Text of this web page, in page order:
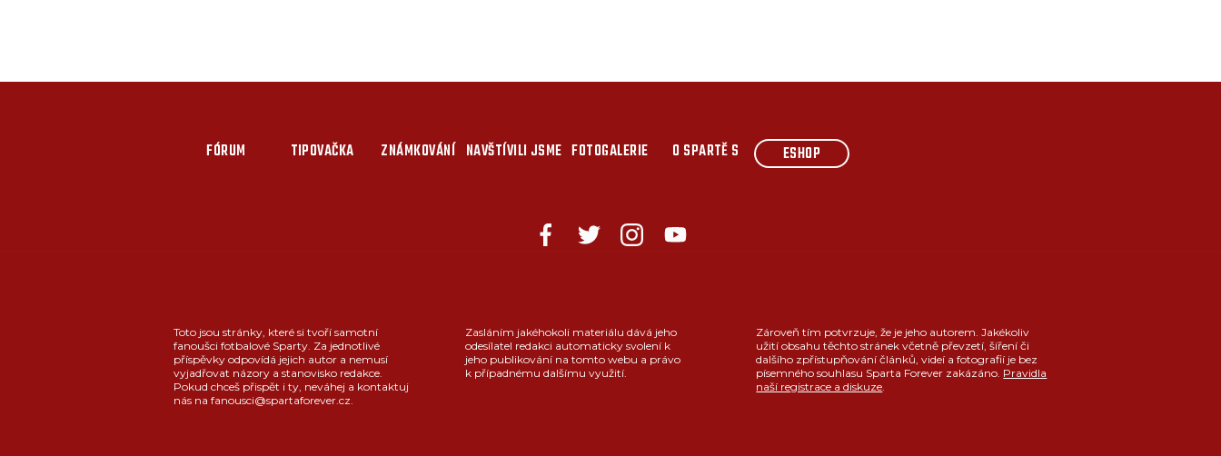
FÓRUM TIPOVAČKA ZNÁMKOVÁNÍ NAVŠTÍVILI JSME FOTOGALERIE O SPARTĚ S ESHOP
Toto jsou stránky, které si tvoří samotní
fanoušci fotbalové Sparty. Za jednotlivé
příspěvky odpovídá jejich autor a nemusí
vyjadřovat názory a stanovisko redakce.
Pokud chceš přispět i ty, neváhej a kontaktuj
nás na fanousci@spartaforever.cz.
Zasláním jakéhokoli materiálu dává jeho
odesílatel redakci automaticky svolení k
jeho publikování na tomto webu a právo
k případnému dalšímu využití.
Zároveň tím potvrzuje, že je jeho autorem. Jakékoliv
užití obsahu těchto stránek včetně převzetí, šíření či
dalšího zpřístupňování článků, videí a fotografií je bez
písemného souhlasu Sparta Forever zakázáno. Pravidla
naší registrace a diskuze